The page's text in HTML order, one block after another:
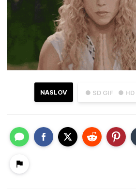
● SD GIF ● HD
NASLOV